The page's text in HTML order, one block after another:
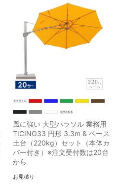
風に強い 大型パラソル 業務用
TICINO33 円形 3.3m & ベース
土台（220kg）セット（本体カ
バー付き）※注文受付数は20台
から
お見積り